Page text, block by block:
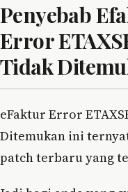
Penyebab
Error
Tidak
eFaktur Error
Ditemukan ini
patch terbaru yang